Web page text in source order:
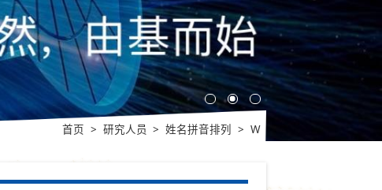
首页 > 研究人员 > 姓名拼音排列 > W